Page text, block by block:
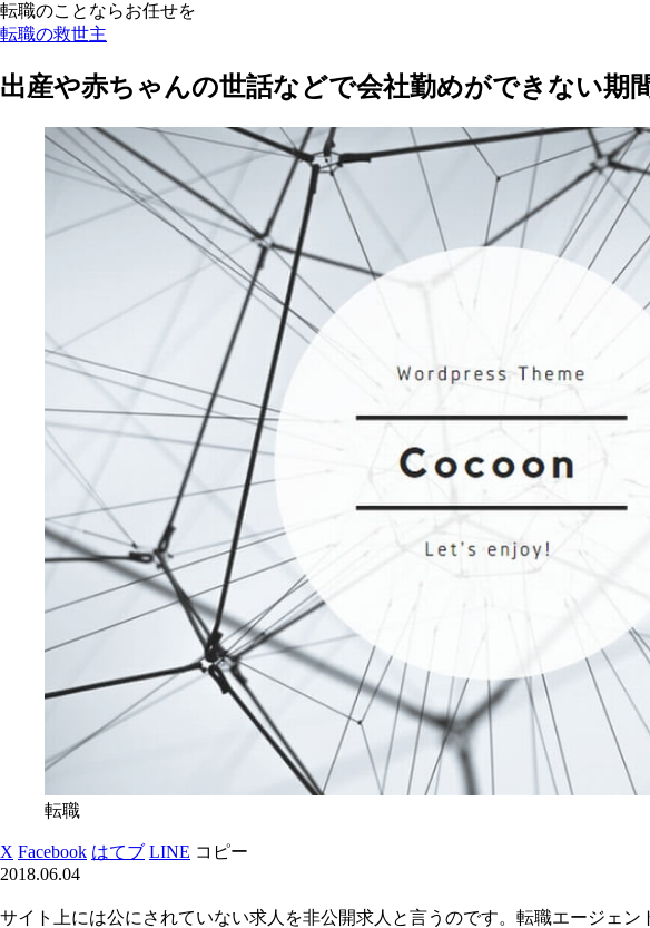
転職のことならお任せを
転職の救世主
出産や赤ちゃんの世話などで会社勤めができない期
転職
X Facebook はてブ LINE コピー
2018.06.04
サイト上には公にされていない求人を非公開求人と言うのです。転職エージェ